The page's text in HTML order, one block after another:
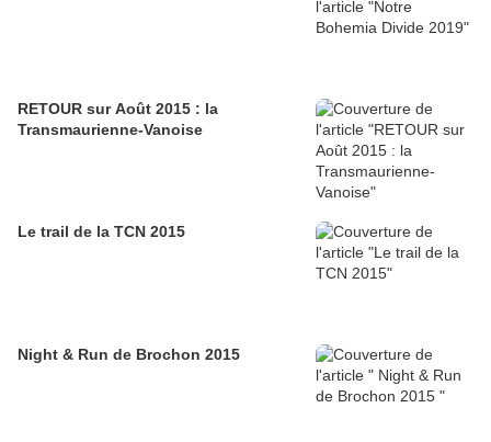
RETOUR sur Août 2015 : la
Transmaurienne-Vanoise
Le trail de la TCN 2015
Night & Run de Brochon 2015